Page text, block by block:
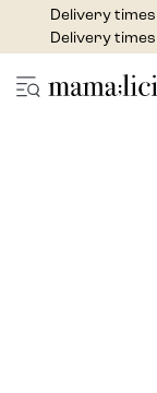
Delivery
Delivery